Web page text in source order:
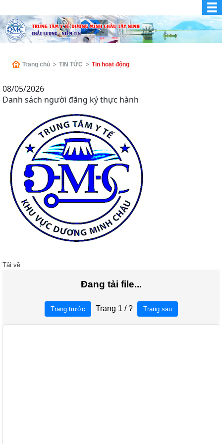
Trang chủ TIN TỨC Tin hoạt động
08/05/2026
Danh sách người đăng ký thực hành
Tải về